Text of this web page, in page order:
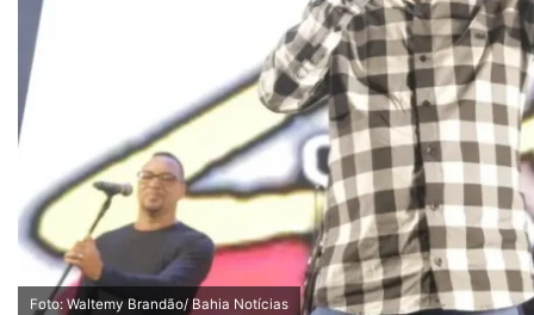
Foto: Waltemy Brandão/ Bahia Notícias